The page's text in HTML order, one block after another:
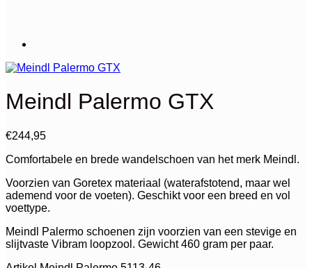
Meindl Palermo GTX
€244,95
Comfortabele en brede wandelschoen van het merk Meindl.
Voorzien van Goretex materiaal (waterafstotend, maar wel
ademend voor de voeten). Geschikt voor een breed en vol
voettype.
Meindl Palermo schoenen zijn voorzien van een stevige en
slijtvaste Vibram loopzool. Gewicht 460 gram per paar.